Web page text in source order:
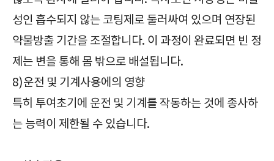
성인 흡수되지 않는 코팅제로 둘러싸여 있으며 연장된
약물방출 기간을 조절합니다. 이 과정이 완료되면 빈 정
제는 변을 통해 몸 밖으로 배설됩니다.
8)운전 및 기계사용에의 영향
특히 투여초기에 운전 및 기계를 작동하는 것에 종사하
는 능력이 제한될 수 있습니다.